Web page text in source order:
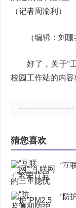
（记者周渝利）
（编辑：刘
好了，关于“
校园工作站的内容
猜您喜欢
“互
“防